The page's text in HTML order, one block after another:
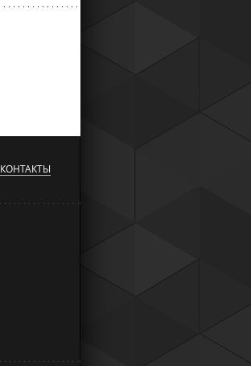
КОНТАКТЫ